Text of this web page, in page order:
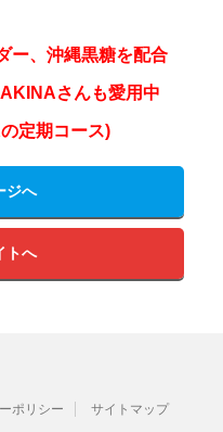
ー、沖縄黒糖を配合
さんも愛用中
定期コース)
ジへ
トへ
ポリシー サイトマップ